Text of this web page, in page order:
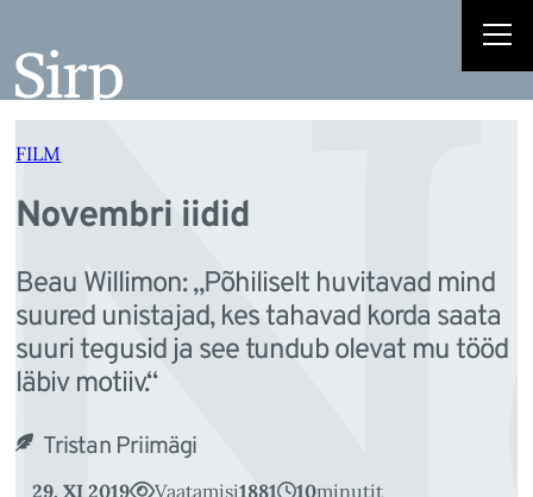
juurde
FILM
Novembri iidid
Beau Willimon: „Põhiliselt huvitavad mind
suured unistajad, kes tahavad korda saata
suuri tegusid ja see tundub olevat mu tööd
läbiv motiiv.“
Tristan Priimägi
29. XI 2019 Vaatamisi1881 10minutit